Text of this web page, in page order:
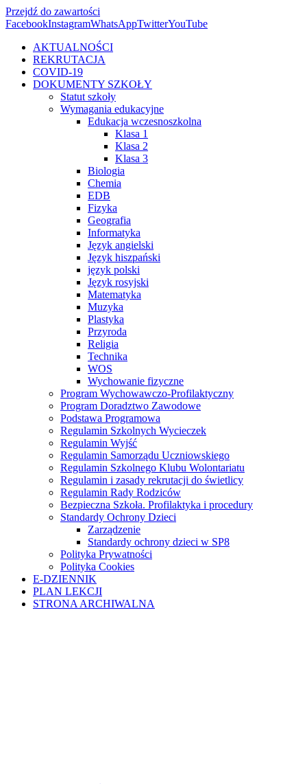
Przejdź do zawartości
FacebookInstagramWhatsAppTwitterYouTube
AKTUALNOŚCI
REKRUTACJA
COVID-19
DOKUMENTY SZKOŁY
Statut szkoły
Wymagania edukacyjne
Edukacja wczesnoszkolna
Klasa 1
Klasa 2
Klasa 3
Biologia
Chemia
EDB
Fizyka
Geografia
Informatyka
Język angielski
Język hiszpański
język polski
Język rosyjski
Matematyka
Muzyka
Plastyka
Przyroda
Religia
Technika
WOS
Wychowanie fizyczne
Program Wychowawczo-Profilaktyczny
Program Doradztwo Zawodowe
Podstawa Programowa
Regulamin Szkolnych Wycieczek
Regulamin Wyjść
Regulamin Samorządu Uczniowskiego
Regulamin Szkolnego Klubu Wolontariatu
Regulamin i zasady rekrutacji do świetlicy
Regulamin Rady Rodziców
Bezpieczna Szkoła. Profilaktyka i procedury
Standardy Ochrony Dzieci
Zarządzenie
Standardy ochrony dzieci w SP8
Polityka Prywatności
Polityka Cookies
E-DZIENNIK
PLAN LEKCJI
STRONA ARCHIWALNA